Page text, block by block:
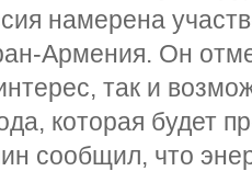
намерена
Армения. Он
так и
которая будет
сообщил, что